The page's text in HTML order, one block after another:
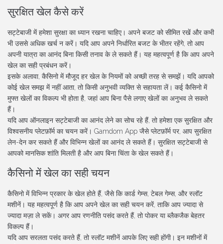
सुरक्षित खेल कैसे करें
सट्टेबाजी में हमेशा सुरक्षा का ध्यान रखना चाहिए। अपने बजट को सीमित रखें और कभी
भी उससे अधिक खर्च न करें। यदि आप अपने निर्धारित बजट के भीतर रहेंगे, तो आप
अपनी यात्रा का आनंद बिना किसी तनाव के ले सकते हैं। यह महत्वपूर्ण है कि आप अपने
खेल का सही प्रबंधन करें।
इसके अलावा, कैसिनो में मौजूद हर खेल के नियमों को अच्छी तरह से समझें। यदि आपको
कोई खेल समझ में नहीं आता, तो किसी अनुभवी व्यक्ति से सहायता लें। कई कैसिनो में
मुफ्त खेलों का विकल्प भी होता है, जहां आप बिना पैसे लगाए खेलों का अनुभव ले सकते
हैं।
यदि आप ऑनलाइन सट्टेबाजी का आनंद लेने का सोच रहे हैं, तो हमेशा एक सुरक्षित और
विश्वसनीय प्लेटफ़ॉर्म का चयन करें। Gamdom App जैसे प्लेटफ़ॉर्म पर, आप सुरक्षित
लेन-देन कर सकते हैं और विभिन्न खेलों का आनंद ले सकते हैं। सुरक्षित सट्टेबाजी से
आपको मानसिक शांति मिलती है और आप बिना चिंता के खेल सकते हैं।
कैसिनो में खेल का सही चयन
कैसिनो में विभिन्न प्रकार के खेल होते हैं, जैसे कि कार्ड गेम्स, टेबल गेम्स, और स्लॉट
मशीनें। यह महत्वपूर्ण है कि आप अपने खेल का सही चयन करें, ताकि आप ज्यादा से
ज्यादा मज़ा ले सकें। अगर आप रणनीति पसंद करते हैं, तो पोकर या ब्लैकजैक बेहतर
विकल्प हैं।
यदि आप सरलता पसंद करते हैं, तो स्लॉट मशीनें आपके लिए सही होंगी। इन मशीनों में